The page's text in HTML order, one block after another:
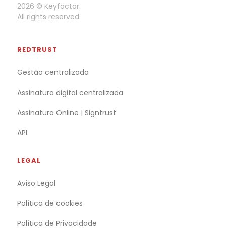
2026 © Keyfactor.
All rights reserved.
REDTRUST
Gestão centralizada
Assinatura digital centralizada
Assinatura Online | Signtrust
API
LEGAL
Aviso Legal
Política de cookies
Política de Privacidade